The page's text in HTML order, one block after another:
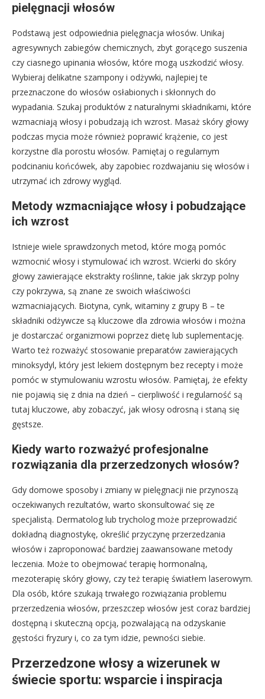
pielęgnacji włosów
Podstawą jest odpowiednia pielęgnacja włosów. Unikaj
agresywnych zabiegów chemicznych, zbyt gorącego suszenia
czy ciasnego upinania włosów, które mogą uszkodzić włosy.
Wybieraj delikatne szampony i odżywki, najlepiej te
przeznaczone do włosów osłabionych i skłonnych do
wypadania. Szukaj produktów z naturalnymi składnikami, które
wzmacniają włosy i pobudzają ich wzrost. Masaż skóry głowy
podczas mycia może również poprawić krążenie, co jest
korzystne dla porostu włosów. Pamiętaj o regularnym
podcinaniu końcówek, aby zapobiec rozdwajaniu się włosów i
utrzymać ich zdrowy wygląd.
Metody wzmacniające włosy i pobudzające
ich wzrost
Istnieje wiele sprawdzonych metod, które mogą pomóc
wzmocnić włosy i stymulować ich wzrost. Wcierki do skóry
głowy zawierające ekstrakty roślinne, takie jak skrzyp polny
czy pokrzywa, są znane ze swoich właściwości
wzmacniających. Biotyna, cynk, witaminy z grupy B – te
składniki odżywcze są kluczowe dla zdrowia włosów i można
je dostarczać organizmowi poprzez dietę lub suplementację.
Warto też rozważyć stosowanie preparatów zawierających
minoksydyl, który jest lekiem dostępnym bez recepty i może
pomóc w stymulowaniu wzrostu włosów. Pamiętaj, że efekty
nie pojawią się z dnia na dzień – cierpliwość i regularność są
tutaj kluczowe, aby zobaczyć, jak włosy odrosną i staną się
gęstsze.
Kiedy warto rozważyć profesjonalne
rozwiązania dla przerzedzonych włosów?
Gdy domowe sposoby i zmiany w pielęgnacji nie przynoszą
oczekiwanych rezultatów, warto skonsultować się ze
specjalistą. Dermatolog lub trycholog może przeprowadzić
dokładną diagnostykę, określić przyczynę przerzedzania
włosów i zaproponować bardziej zaawansowane metody
leczenia. Może to obejmować terapię hormonalną,
mezoterapię skóry głowy, czy też terapię światłem laserowym.
Dla osób, które szukają trwałego rozwiązania problemu
przerzedzenia włosów, przeszczep włosów jest coraz bardziej
dostępną i skuteczną opcją, pozwalającą na odzyskanie
gęstości fryzury i, co za tym idzie, pewności siebie.
Przerzedzone włosy a wizerunek w
świecie sportu: wsparcie i inspiracja